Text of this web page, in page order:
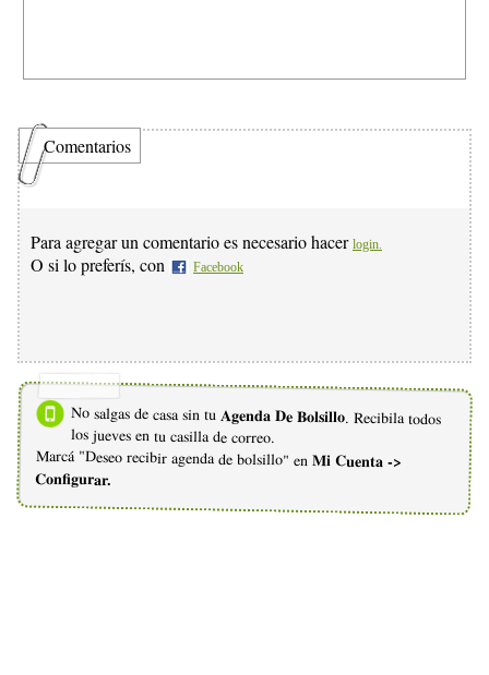
Comentarios
Para agregar un comentario es necesario hacer login.
O si lo preferís, con Facebook
No salgas de casa sin tu Agenda De Bolsillo. Recibila todos
los jueves en tu casilla de correo.
Marcá "Deseo recibir agenda de bolsillo" en Mi Cuenta ->
Configurar.